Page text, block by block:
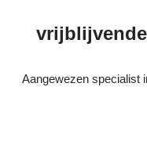
Aangewezen specialist